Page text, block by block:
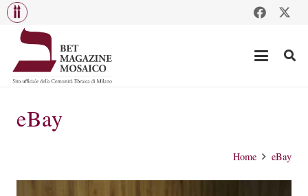
eBay
Home eBay